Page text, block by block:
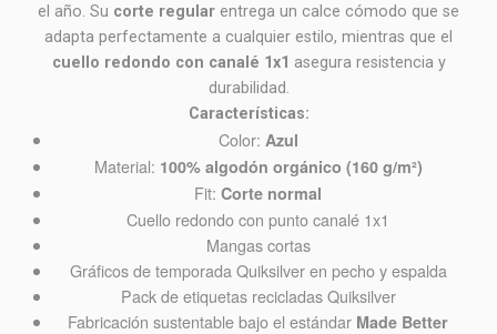
el año. Su corte regular entrega un calce cómodo que se
adapta perfectamente a cualquier estilo, mientras que el
cuello redondo con canalé 1x1 asegura resistencia y
durabilidad.
Características:
Color: Azul
Material: 100% algodón orgánico (160 g/m²)
Fit:Corte normal
Cuello redondo con punto canalé 1x1
Mangas cortas
Gráficos de temporada Quiksilver en pecho y espalda
Pack de etiquetas recicladas Quiksilver
Fabricación sustentable bajo el estándar Made Better